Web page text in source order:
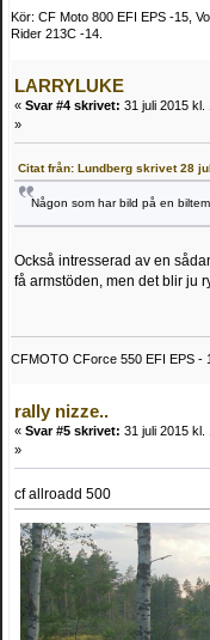
Kör: CF Moto 800 EFI EPS -15,
Rider 213C -14.
LARRYLUKE
« Svar #4 skrivet: 31 juli 2015 kl.
»
Citat från: Lundberg skrivet 28
Någon som har bild på en
Också intresserad av en
få armstöden, men det blir ju
CFMOTO CForce 550 EFI EPS -
rally nizze..
« Svar #5 skrivet: 31 juli 2015 kl.
»
cf allroadd 500